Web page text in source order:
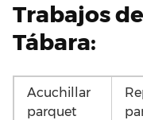
Trabajos
Tábara:
Acuchillar
parquet